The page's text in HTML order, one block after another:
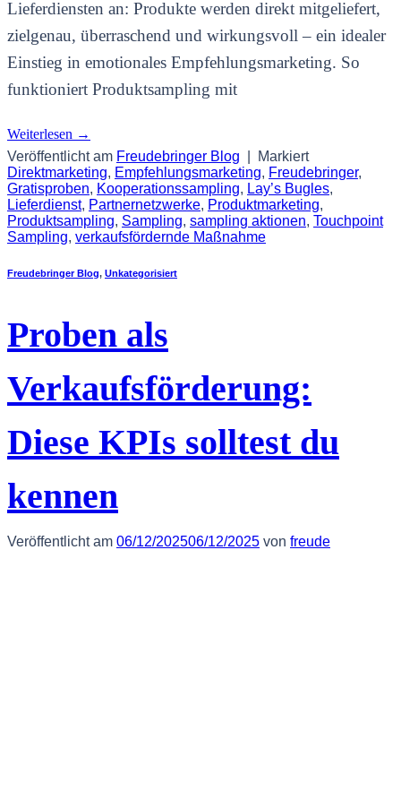
Lieferdiensten an: Produkte werden direkt mitgeliefert,
zielgenau, überraschend und wirkungsvoll – ein idealer
Einstieg in emotionales Empfehlungsmarketing. So
funktioniert Produktsampling mit
Weiterlesen →
Veröffentlicht am Freudebringer Blog
Markiert
Direktmarketing, Empfehlungsmarketing, Freudebringer,
Gratisproben, Kooperationssampling, Lay’s Bugles,
Lieferdienst, Partnernetzwerke, Produktmarketing,
Produktsampling, Sampling, sampling aktionen, Touchpoint
Sampling, verkaufsfördernde Maßnahme
Freudebringer Blog, Unkategorisiert
Proben als
Verkaufsförderung:
Diese KPIs solltest du
kennen
Veröffentlicht am 06/12/202506/12/2025 von freude